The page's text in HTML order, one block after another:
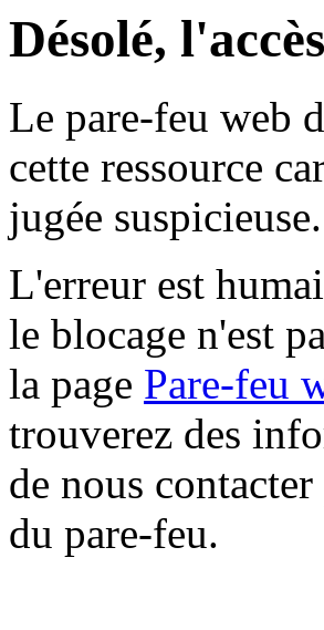
Désolé,
Le pare-feu web
cette ressource
jugée suspicieuse.
L'erreur est
le blocage n'est
la page Pare-feu
trouverez des
de nous
du pare-feu.